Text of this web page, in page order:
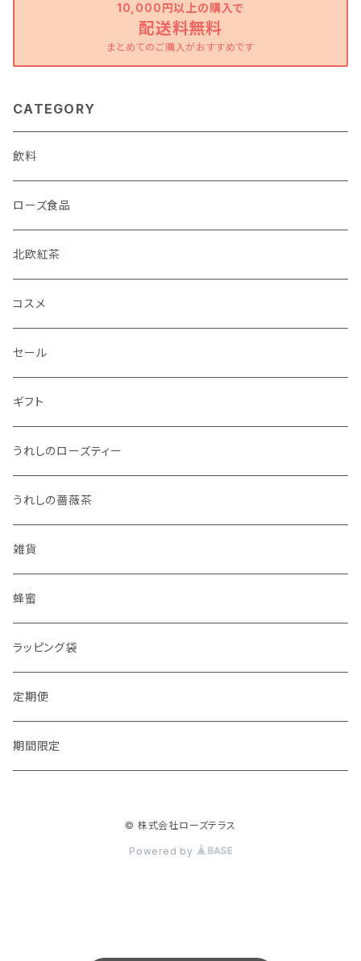
10,000円以上の購入で
配送料無料
まとめてのご購入がおすすめです
CATEGORY
飲料
ローズ食品
北欧紅茶
コスメ
セール
ギフト
うれしのローズティー
うれしの薔薇茶
雑貨
蜂蜜
ラッピング袋
定期便
期間限定
© 株式会社ローズテラス
Powered by